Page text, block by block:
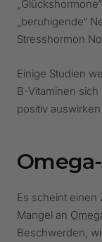
„beruhigende“
Stresshormon
Einige Studien
B-Vitaminen
positiv
Es scheint einen
Mangel an
Beschwerden,